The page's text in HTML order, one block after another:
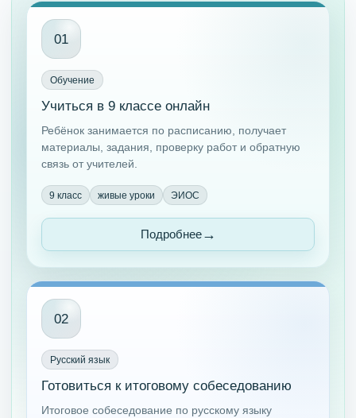
01
Обучение
Учиться в 9 классе онлайн
Ребёнок занимается по расписанию, получает
материалы, задания, проверку работ и обратную
связь от учителей.
9 класс живые уроки ЭИОС
Подробнее
02
Русский язык
Готовиться к итоговому собеседованию
Итоговое собеседование по русскому языку